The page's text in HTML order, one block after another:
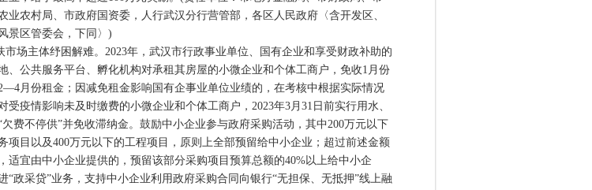
业农村局、市政府国资委，人行武汉分行营管部，各区人民政府〈含开发区、
景区管委会，下同〉)
主体纾困解难。2023年，武汉市行政事业单位、国有企业和享受财政补助的
、公共服务平台、孵化机构对承租其房屋的小微企业和个体工商户，免收1月份
月份租金；因减免租金影响国有企事业单位业绩的，在考核中根据实际情况
受疫情影响未及时缴费的小微企业和个体工商户，2023年3月31日前实行用水、
欠费不停供”并免收滞纳金。鼓励中小企业参与政府采购活动，其中200万元以下
项目以及400万元以下的工程项目，原则上全部预留给中小企业；超过前述金额
适宜由中小企业提供的，预留该部分采购项目预算总额的40%以上给中小企
“政采贷”业务，支持中小企业利用政府采购合同向银行“无担保、无抵押”线上融